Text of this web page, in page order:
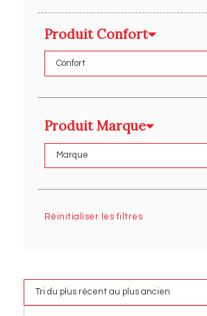
Produit Confort
Produit Marque
Réinitialiser les filtres